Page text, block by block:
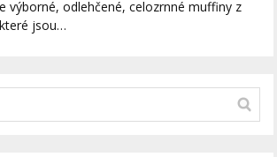
výborné, odlehčené, celozrnné muffiny z
jsou…